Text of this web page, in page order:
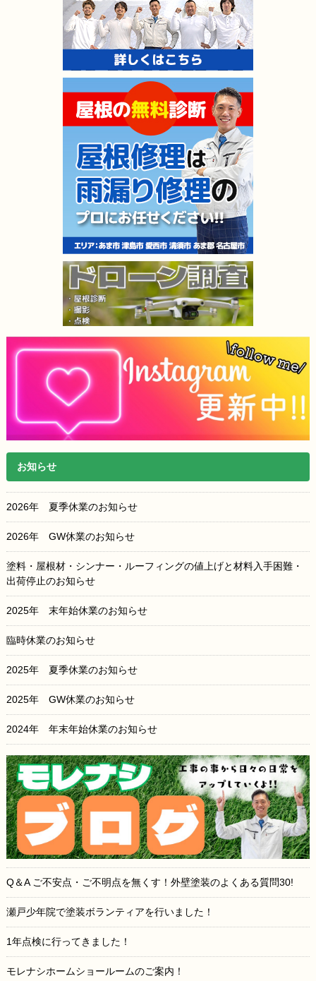
お知らせ
2026年 夏季休業のお知らせ
2026年 GW休業のお知らせ
塗料・屋根材・シンナー・ルーフィングの値上げと材料入手困難・
出荷停止のお知らせ
2025年 末年始休業のお知らせ
臨時休業のお知らせ
2025年 夏季休業のお知らせ
2025年 GW休業のお知らせ
2024年 年末年始休業のお知らせ
Q＆A ご不安点・ご不明点を無くす！外壁塗装のよくある質問30!
瀬戸少年院で塗装ボランティアを行いました！
1年点検に行ってきました！
モレナシホームショールームのご案内！